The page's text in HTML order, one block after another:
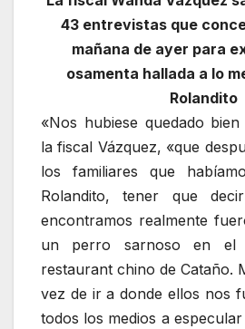
43 entrevistas que
mañana de ayer para
osamenta hallada a lo
Rolandito
«Nos hubiese quedado
la fiscal Vázquez, «que
los familiares que
Rolandito, tener que
encontramos realmente
un perro sarnoso en el
restaurant chino de Cataño.
vez de ir a donde ellos nos
todos los medios a